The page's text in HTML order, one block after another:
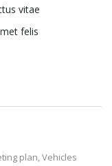
vitae
felis
plan Vehicles